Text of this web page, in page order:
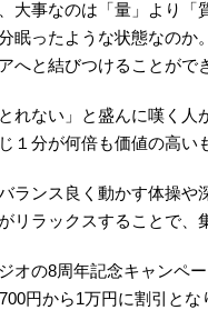
大事なのは「量」より
眠ったような状態なの
へと結びつけることがで
れない」と盛んに嘆く人
１分が何倍も価値の高
ランス良く動かす体操
リラックスすることで
オの8周年記念キャンペ
円から1万円に割引と